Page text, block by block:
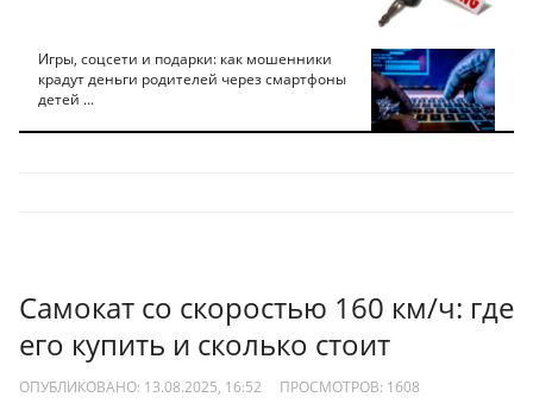
Игры, соцсети и подарки: как мошенники
крадут деньги родителей через смартфоны
детей ...
Самокат со скоростью 160 км/ч: где
его купить и сколько стоит
ОПУБЛИКОВАНО: 13.08.2025, 16:52 ПРОСМОТРОВ: 1608